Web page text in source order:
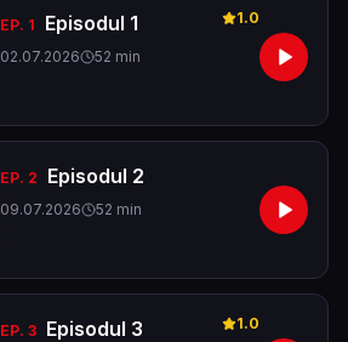
EP. 1 Episodul 1 1.0
02.07.2026 52 min
EP. 2 Episodul 2
09.07.2026 52 min
EP. 3 Episodul 3 1.0